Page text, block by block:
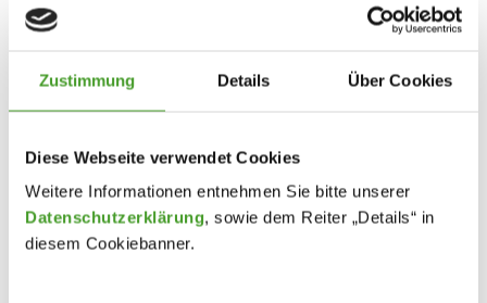
Zustimmung Details Über Cookies
Diese Webseite verwendet Cookies
Weitere Informationen entnehmen Sie bitte unserer
Datenschutzerklärung, sowie dem Reiter „Details“ in
diesem Cookiebanner.